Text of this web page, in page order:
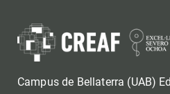
Campus de Bellaterra (UAB)